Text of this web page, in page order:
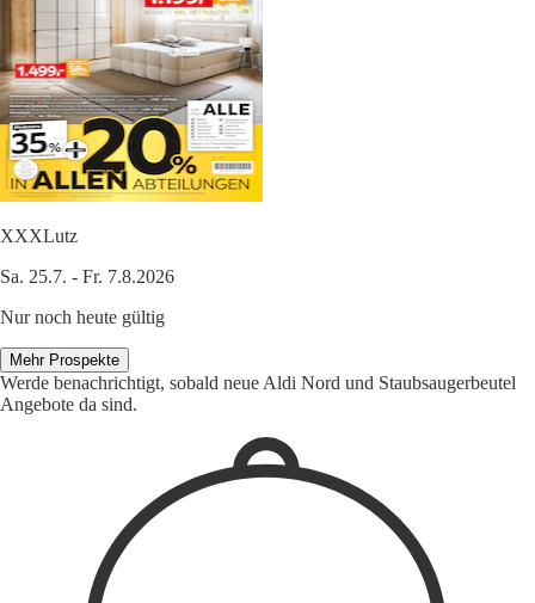
XXXLutz
Sa. 25.7. - Fr. 7.8.2026
Nur noch heute gültig
Mehr Prospekte
Werde benachrichtigt, sobald neue Aldi Nord und Staubsaugerbeutel
Angebote da sind.